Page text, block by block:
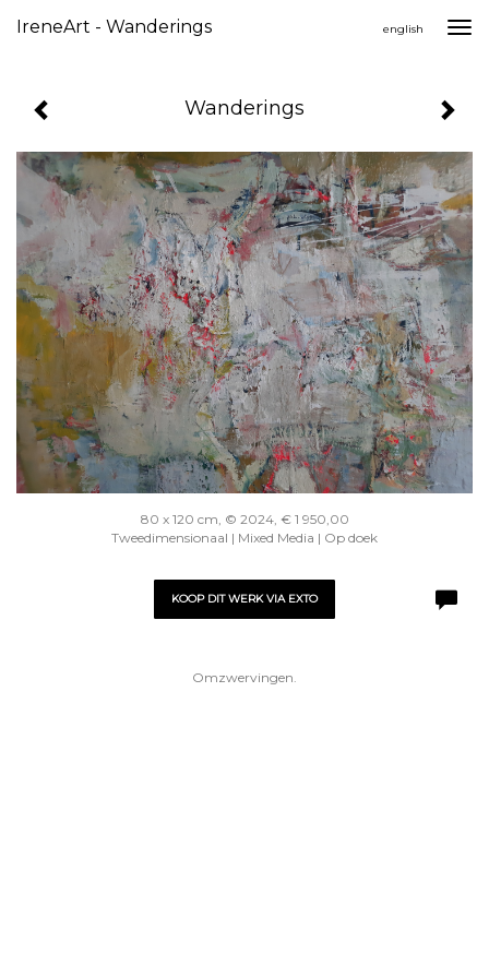
IreneArt - Wanderings english
Wanderings
80 x 120 cm, © 2024, € 1 950,00
Tweedimensionaal | Mixed Media | Op doek
KOOP DIT WERK VIA EXTO
Omzwervingen.